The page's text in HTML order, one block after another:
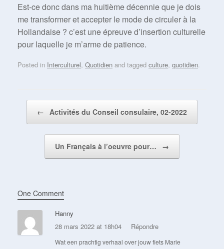
Est-ce donc dans ma huitième décennie que je dois
me transformer et accepter le mode de circuler à la
Hollandaise ? c’est une épreuve d’insertion culturelle
pour laquelle je m’arme de patience.
Posted in Interculturel, Quotidien and tagged culture, quotidien.
← Activités du Conseil consulaire, 02-2022
Un Français à l’oeuvre pour… →
One Comment
Hanny
28 mars 2022 at 18h04
Répondre
Wat een prachtig verhaal over jouw fiets Marie